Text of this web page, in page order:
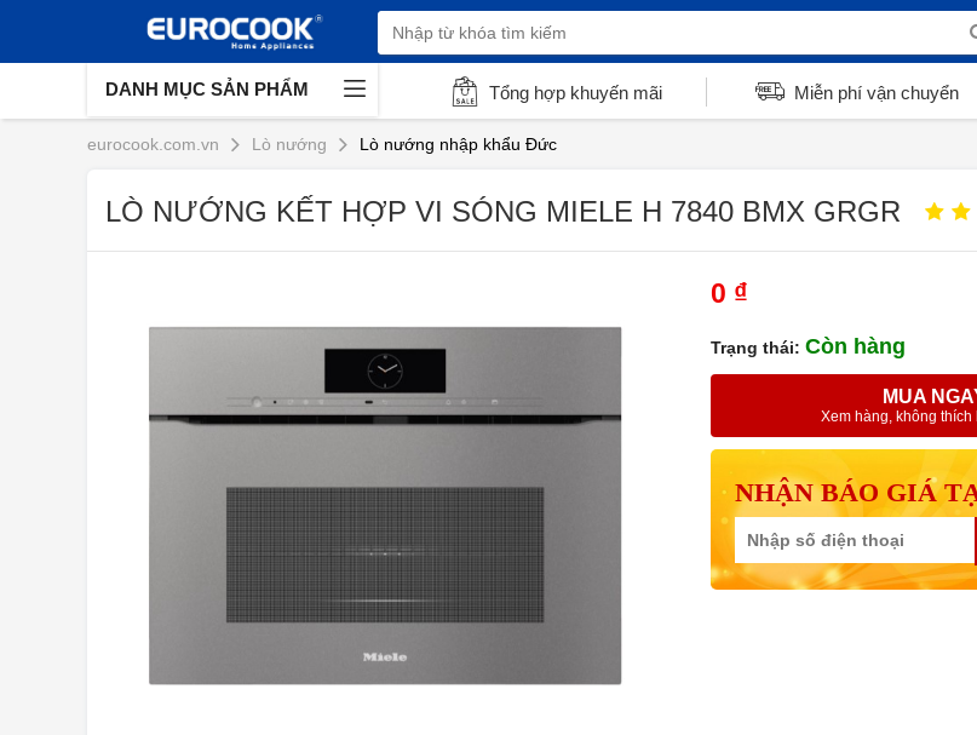
DANH MỤC SẢN PHẨM Tổng hợp khuyến mãi Miễn phí vận chuyển
eurocook.com.vn Lò nướng Lò nướng nhập khẩu Đức
LÒ NƯỚNG KẾT HỢP VI SÓNG MIELE H 7840 BMX GRGR
0 ₫
Trạng thái: Còn hàng
MUA
Xem hàng, không thích
NHẬN BÁO GIÁ